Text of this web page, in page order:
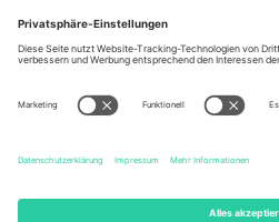
Mexico
Av Chapultepec 360, Roma
Norte, Cuauhtémoc, 06700
Ciudad de México, CDMX,
Mexico
Die juristische Person des
Informationen finden Sie auf der